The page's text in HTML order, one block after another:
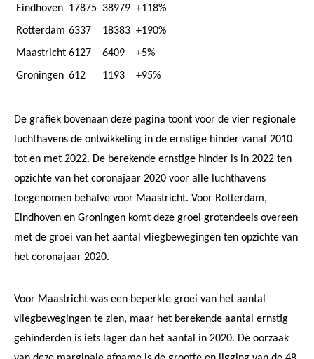
Eindhoven 17875 38979 +118%
Rotterdam 6337 18383 +190%
Maastricht 6127 6409
+5%
Groningen 612 1193 +95%
De grafiek bovenaan deze pagina toont voor de vier regionale
luchthavens de ontwikkeling in de ernstige hinder vanaf 2010
tot en met 2022. De berekende ernstige hinder is in 2022 ten
opzichte van het coronajaar 2020 voor alle luchthavens
toegenomen behalve voor Maastricht. Voor Rotterdam,
Eindhoven en Groningen komt deze groei grotendeels overeen
met de groei van het aantal vliegbewegingen ten opzichte van
het coronajaar 2020.
Voor Maastricht was een beperkte groei van het aantal
vliegbewegingen te zien, maar het berekende aantal ernstig
gehinderden is iets lager dan het aantal in 2020. De oorzaak